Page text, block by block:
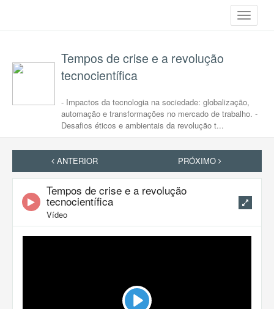
Toggle
Tempos de crise e a revolução
tecnocientífica
- Impactos da tecnologia na sociedade: globalização,
automação e transformações no mercado de trabalho. -
Desafios éticos e ambientais da revolução t...
ANTERIOR PRÓXIMO
Tempos de crise e a revolução
tecnocientífica
Vídeo